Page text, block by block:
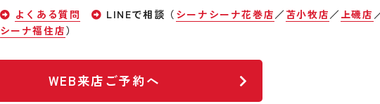
よくある質問
LINEで相談（ シーナシーナ花巻店／ 苫小牧店／ 上磯店
シーナ福住店）
WEB来店ご予約へ